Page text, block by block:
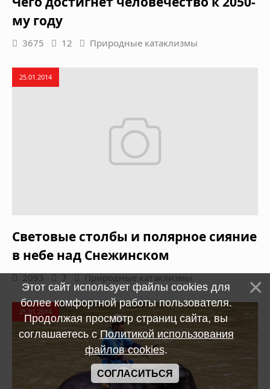
му году
3675 12 Природные катаклизмы
25.01.2014
Световые столбы и полярное сияние
в небе над Снежинском
2093 7 Природные катаклизмы
25.01.2014
Этот сайт использует файлы cookies для
более комфортной работы пользователя.
Продолжая просмотр страниц сайта, вы
соглашаетесь с Политикой использования
файлов cookies.
СОГЛАСИТЬСЯ